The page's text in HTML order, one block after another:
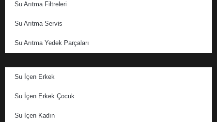
Su Arıtma Filtreleri
Su Arıtma Servis
Su Arıtma Yedek Parçaları
Su İçen Erkek
Su İçen Erkek Çocuk
Su İçen Kadın